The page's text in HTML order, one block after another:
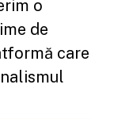
o
de
care